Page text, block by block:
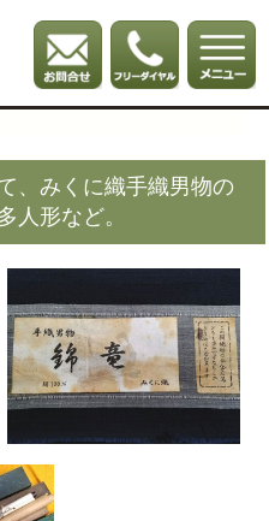
、みくに織手織男物の
人形など。